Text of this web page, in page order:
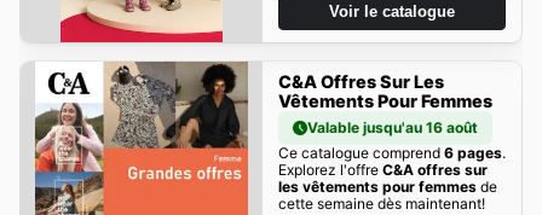
Voir le catalogue
C&A Offres Sur Les
Vêtements Pour Femmes
Valable jusqu'au 16 août
Ce catalogue comprend 6 pages.
Explorez l'offre C&A offres sur
les vêtements pour femmesde
cette semaine dès maintenant!